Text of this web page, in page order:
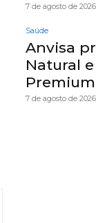
7 de agosto de 2026
Saúde
Anvisa
Natural
Premium
7 de agosto de 2026